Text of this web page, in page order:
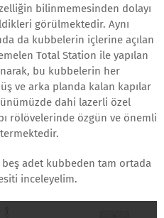
bilinmemesinden dolayı
görülmektedir. Aynı
da kubbelerin içlerine açılan
Total Station ile yapılan
bu kubbelerin her
ve arka planda kalan kapılar
dahi lazerli özel
rölövelerinde özgün ve önemli
adet kubbeden tam ortada
inceleyelim.